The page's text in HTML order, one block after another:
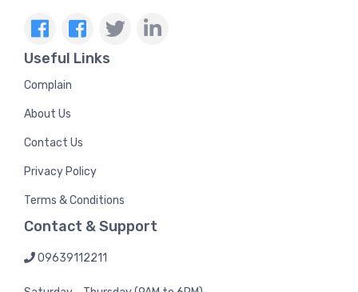
Useful Links
Complain
About Us
Contact Us
Privacy Policy
Terms & Conditions
Contact & Support
09639112211